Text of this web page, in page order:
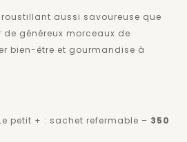
aussi savoureuse que
généreux morceaux de
bien-être et gourmandise à
petit + : sachet refermable – 350